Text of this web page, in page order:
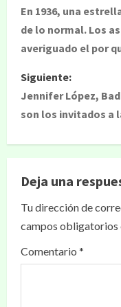
En 1936, una
de lo normal. Los
averiguado el por
Siguiente:
Jennifer López,
son los invitados a
Deja una
Tu dirección de
campos obligatorios
Comentario *